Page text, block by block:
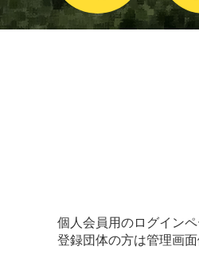
個人会員用のログインペ
登録団体の方は管理画